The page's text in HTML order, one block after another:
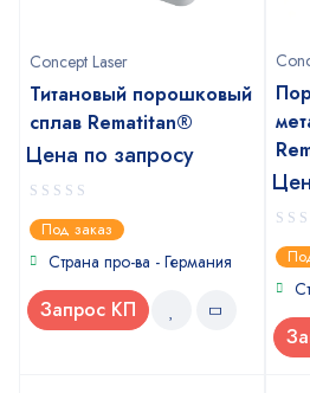
Concept Laser
Титановый порошковый
сплав Rematitan®
Цена по запросу
0
out
of
Под заказ
Страна про-ва - Германия
Запрос КП
0
out
of